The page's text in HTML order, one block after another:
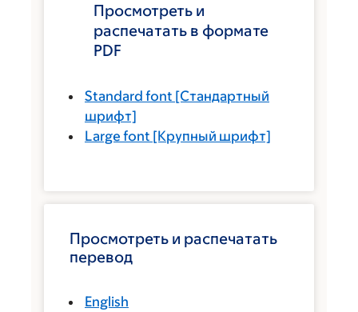
Просмотреть и
распечатать в формате
PDF
Standard font [Стандартный
шрифт]
Large font [Крупный шрифт]
Просмотреть и распечатать
перевод
English